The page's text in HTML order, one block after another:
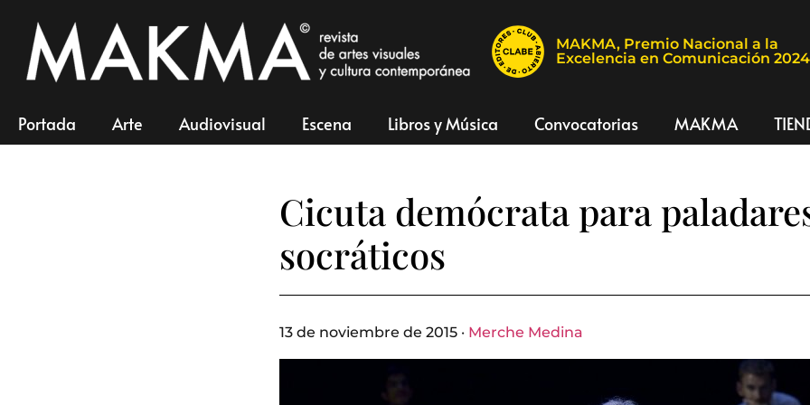
MAKMA, Premio Nacional a la
Excelencia en Comunicación 2024
Portada Arte Audiovisual Escena Libros y Música Convocatorias MAKMA
Cicuta demócrata para
socráticos
13 de noviembre de 2015 · Merche Medina